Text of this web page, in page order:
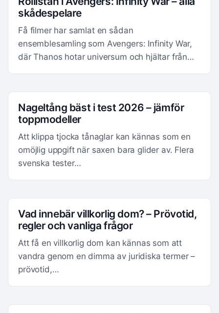
skådespelare
Få filmer har samlat en sådan
ensemblesamling som Avengers: Infinity War,
där Thanos hotar universum och hjältar från…
Nageltång bäst i test 2026 – jämför
toppmodeller
Att klippa tjocka tånaglar kan kännas som en
omöjlig uppgift när saxen bara glider av. Flera
svenska tester…
Vad innebär villkorlig dom? – Prövotid,
regler och vanliga frågor
Att få en villkorlig dom kan kännas som att
vandra genom en dimma av juridiska termer –
prövotid,…